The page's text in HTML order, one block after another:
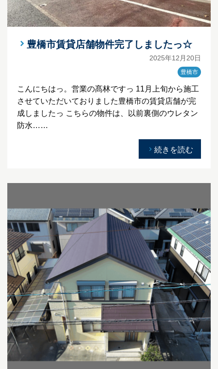
豊橋市賃貸店舗物件完了しましたっ☆
2025年12月20日
豊橋市
こんにちはっ。営業の髙林ですっ 11月上旬から施工
させていただいておりました豊橋市の賃貸店舗が完
成しましたっ こちらの物件は、以前裏側のウレタン
防水……
続きを読む